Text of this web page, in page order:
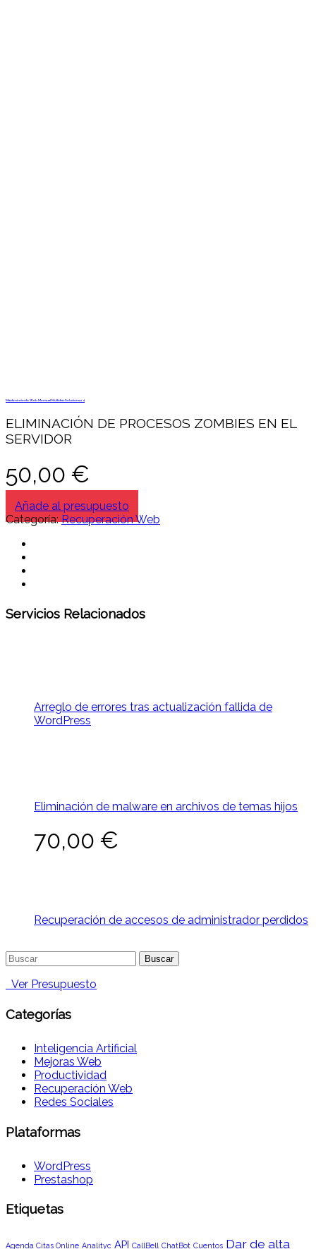
Mantenimiento Web Mensual Multidisc Soluciones 4
ELIMINACIÓN DE PROCESOS ZOMBIES EN EL
SERVIDOR
50,00 €
Añade al presupuesto
Categoría:Recuperación Web
Servicios Relacionados
Arreglo de errores tras actualización fallida de
WordPress
Eliminación de malware en archivos de temas hijos
70,00 €
Recuperación de accesos de administrador perdidos
Buscar:
Ver Presupuesto
Categorías
Inteligencia Artificial
Mejoras Web
Productividad
Recuperación Web
Redes Sociales
Plataformas
WordPress
Prestashop
Etiquetas
Agenda Citas Online Analityc API CallBell ChatBot Cuentos Dar de alta